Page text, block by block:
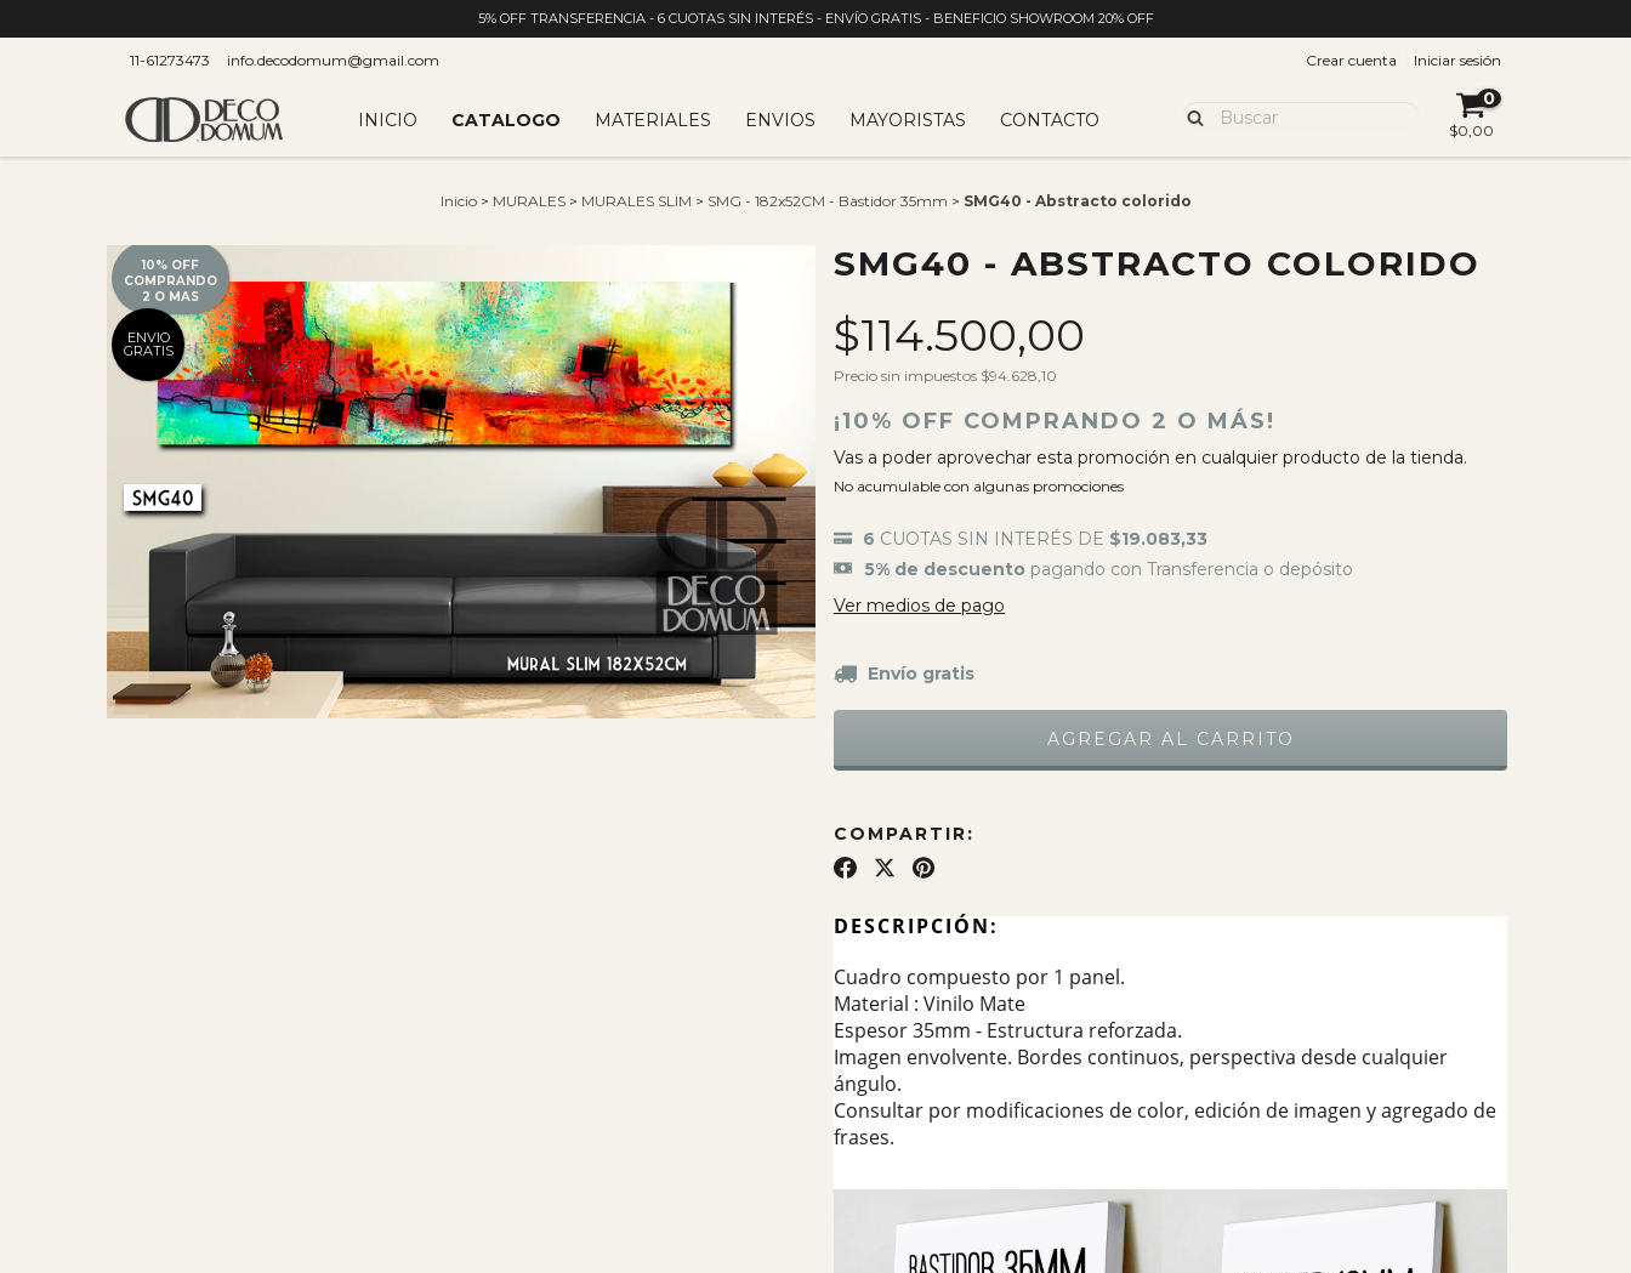
5% OFF TRANSFERENCIA - 6 CUOTAS SIN INTERÉS - ENVÍO GRATIS - BENEFICIO SHOWROOM 20% OFF
11-61273473 info.decodomum@gmail.com Crear cuenta Iniciar sesión
INICIO CATALOGO MATERIALES ENVIOS MAYORISTAS CONTACTO
0
$0,00
Inicio > MURALES > MURALES SLIM > SMG - 182x52CM - Bastidor 35mm > SMG40 - Abstracto colorido
10% OFF
COMPRANDO
2 O MAS
ENVIO
GRATIS
SMG40 - ABSTRACTO COLORIDO
$114.500,00
Precio sin impuestos $94.628,10
¡10% OFF COMPRANDO 2 O MÁS!
Vas a poder aprovechar esta promoción en cualquier producto de la tienda.
No acumulable con algunas promociones
6 CUOTAS SIN INTERÉS DE $19.083,33
5% de descuento pagando con Transferencia o depósito
Ver medios de pago
Envío gratis
COMPARTIR:
DESCRIPCIÓN:
Cuadro compuesto por 1 panel.
Material : Vinilo Mate
Espesor 35mm - Estructura reforzada.
Imagen envolvente. Bordes continuos, perspectiva desde cualquier
ángulo.
Consultar por modificaciones de color, edición de imagen y agregado de
frases.